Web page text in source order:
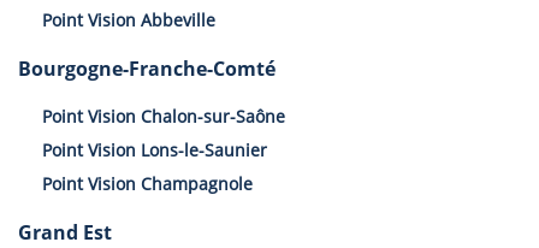
Point Vision Abbeville
Bourgogne-Franche-Comté
Point Vision Chalon-sur-Saône
Point Vision Lons-le-Saunier
Point Vision Champagnole
Grand Est